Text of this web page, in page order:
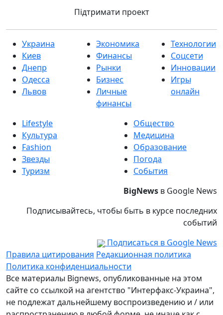
Підтримати проект
Украина
Киев
Днепр
Одесса
Львов
Экономика
Финансы
Рынки
Бизнес
Личные
финансы
Технологии
Соцсети
Инновации
Игры
онлайн
Lifestyle
Культура
Fashion
Звезды
Туризм
Общество
Медицина
Образование
Погода
События
BigNews в Google News
Подписывайтесь, чтобы быть в курсе последних
событий
Подписаться в Google News
Правила цитирования Редакционная политика
Политика конфиденциальности
Все материалы Bignews, опубликованные на этом
сайте со ссылкой на агентство "Интерфакс-Украина",
не подлежат дальнейшему воспроизведению и / или